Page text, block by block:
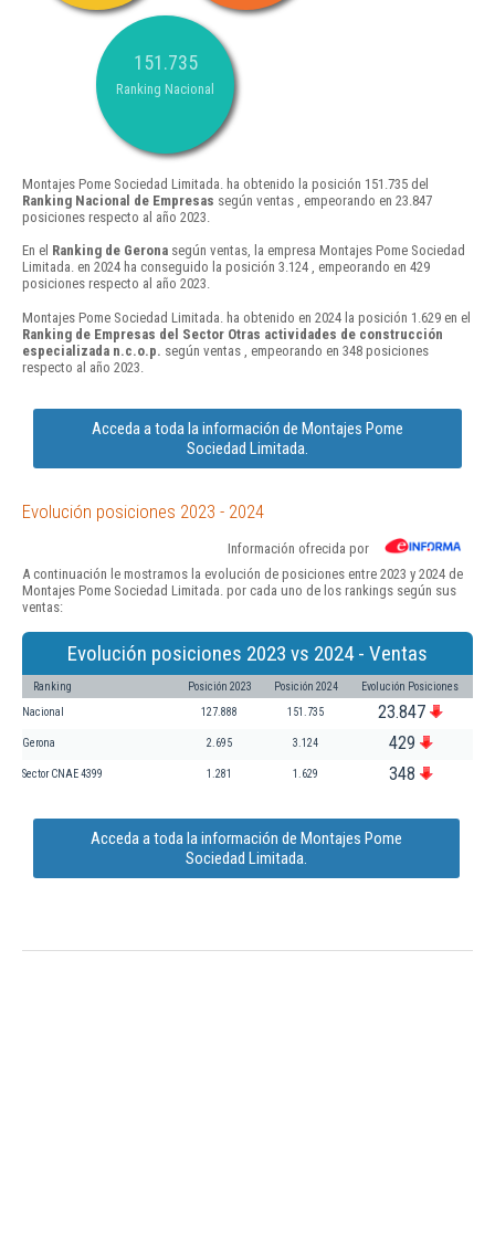
151.735
Ranking Nacional
Montajes Pome Sociedad Limitada. ha obtenido la posición 151.735 del
Ranking Nacional de Empresas según ventas , empeorando en 23.847
posiciones respecto al año 2023.
En el Ranking de Gerona según ventas, la empresa Montajes Pome Sociedad
Limitada. en 2024 ha conseguido la posición 3.124 , empeorando en 429
posiciones respecto al año 2023.
Montajes Pome Sociedad Limitada. ha obtenido en 2024 la posición 1.629 en el
Ranking de Empresas del Sector Otras actividades de construcción
especializada n.c.o.p. según ventas , empeorando en 348 posiciones
respecto al año 2023.
Acceda a toda la información de Montajes Pome
Sociedad Limitada.
Evolución posiciones 2023 - 2024
Información ofrecida por
A continuación le mostramos la evolución de posiciones entre 2023 y 2024 de
Montajes Pome Sociedad Limitada. por cada uno de los rankings según sus
ventas:
Evolución posiciones 2023 vs 2024 - Ventas
Ranking Posición 2023 Posición 2024 Evolución Posiciones
Nacional 127.888 151.735 23.847
Gerona 2.695 3.124 429
Sector CNAE 4399 1.281 1.629 348
Acceda a toda la información de Montajes Pome
Sociedad Limitada.